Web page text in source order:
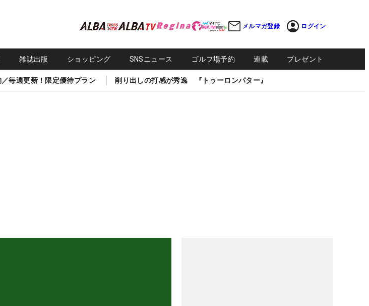
メルマガ登録 ログイン
雑誌出版 ショッピング SNSニュース ゴルフ場予約 連載 プレゼント
／毎週更新！限定優待プラン 削り出しの打感が秀逸 『トゥーロンパター』